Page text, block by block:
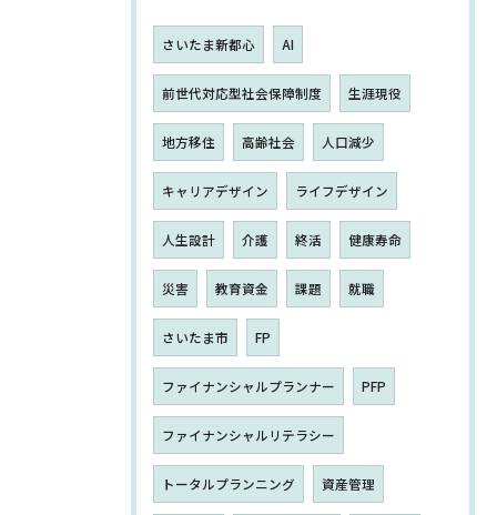
さいたま新都心 AI
前世代対応型社会保障制度 生涯現役
地方移住 高齢社会 人口減少
キャリアデザイン ライフデザイン
人生設計 介護 終活 健康寿命
災害 教育資金 課題 就職
さいたま市 FP
ファイナンシャルプランナー PFP
ファイナンシャルリテラシー
トータルプランニング 資産管理